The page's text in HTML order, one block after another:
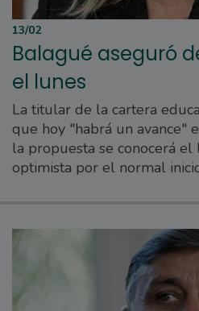
13/02
Balagué aseguró
el lunes
La titular de la cartera
que hoy "habrá un avance"
la propuesta se conocerá
optimista por el normal